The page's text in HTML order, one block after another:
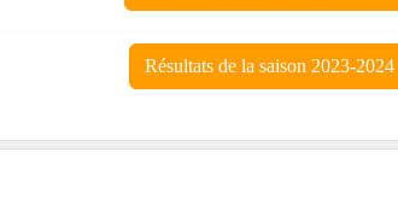
Résultats de la saison 2023-2024